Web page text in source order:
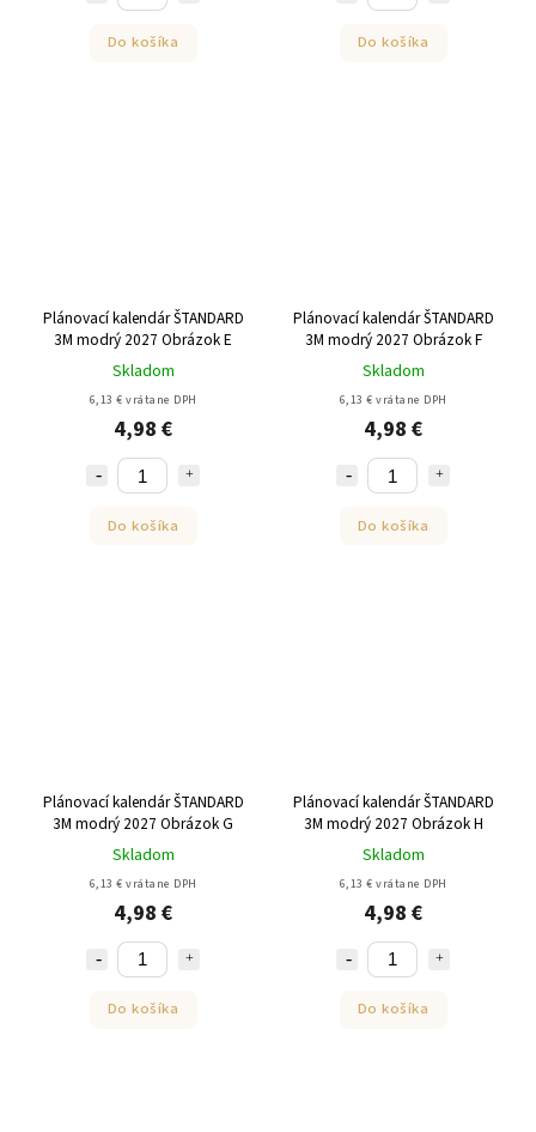
Do košíka Do košíka
Plánovací kalendár ŠTANDARD
3M modrý 2027 Obrázok E
Skladom
6,13 € vrátane DPH
4,98 €
Do košíka
Plánovací kalendár ŠTANDARD
3M modrý 2027 Obrázok F
Skladom
6,13 € vrátane DPH
4,98 €
Do košíka
Plánovací kalendár ŠTANDARD
3M modrý 2027 Obrázok G
Skladom
6,13 € vrátane DPH
4,98 €
Do košíka
Plánovací kalendár ŠTANDARD
3M modrý 2027 Obrázok H
Skladom
6,13 € vrátane DPH
4,98 €
Do košíka